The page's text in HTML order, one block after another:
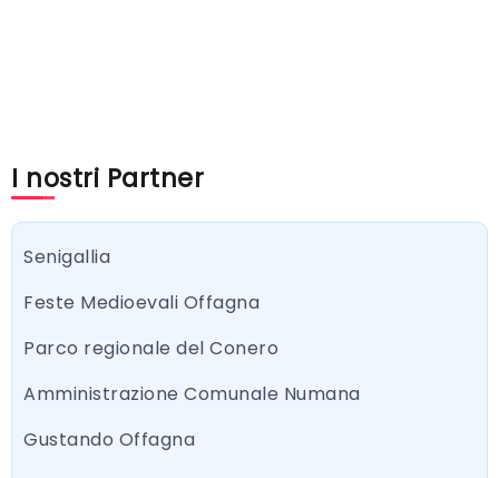
I nostri Partner
Senigallia
Feste Medioevali Offagna
Parco regionale del Conero
Amministrazione Comunale Numana
Gustando Offagna